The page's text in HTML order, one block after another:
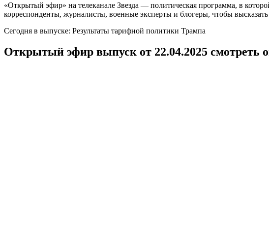
«Открытый эфир» на телеканале Звезда — политическая программа, в
корреспонденты, журналисты, военные эксперты и блогеры, чтобы
Сегодня в выпуске: Результаты тарифной политики Трампа
Открытый эфир выпуск от 22.04.2025 смотреть